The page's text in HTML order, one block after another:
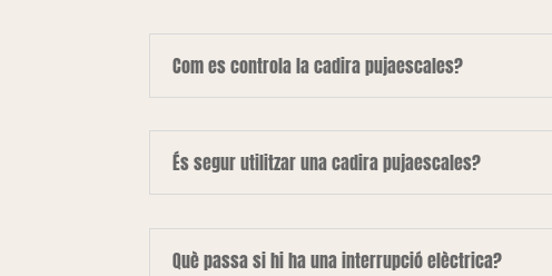
Com es controla la cadira pujaescales?
És segur utilitzar una cadira pujaescales?
Què passa si hi ha una interrupció elèctrica?